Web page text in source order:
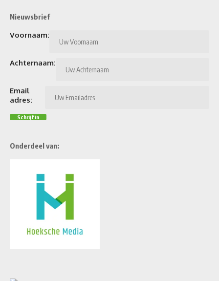
Nieuwsbrief
Voornaam:
Achternaam:
Email
adres:
Onderdeel van: